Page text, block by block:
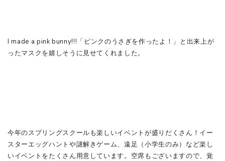
I made a pink bunny!!!「ピンクのうさぎを作ったよ！」と出来上が
ったマスクを嬉しそうに見せてくれました。
今年のスプリングスクールも楽しいイベントが盛りだくさん！イー
スターエッグハントや謎解きゲーム、遠足（小学生のみ）など楽し
いイベントをたくさん用意しています。空席もございますので、覚